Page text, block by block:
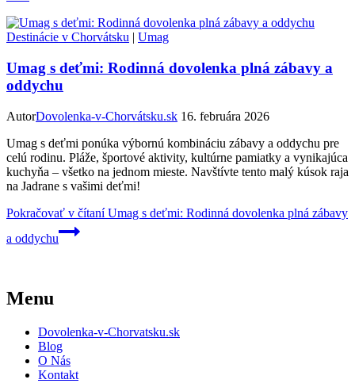
Destinácie v Chorvátsku | Umag
Umag s deťmi: Rodinná dovolenka plná zábavy a
oddychu
AutorDovolenka-v-Chorvátsku.sk 16. februára 2026
Umag s deťmi ponúka výbornú kombináciu zábavy a oddychu pre
celú rodinu. Pláže, športové aktivity, kultúrne pamiatky a vynikajúca
kuchyňa – všetko na jednom mieste. Navštívte tento malý kúsok raja
na Jadrane s vašimi deťmi!
Pokračovať v čítaníUmag s deťmi: Rodinná dovolenka plná zábavy
a oddychu
Menu
Dovolenka-v-Chorvatsku.sk
Blog
O Nás
Kontakt